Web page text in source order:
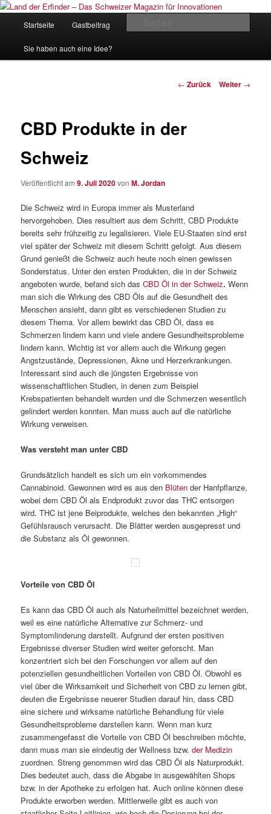
Zum
wechseln
Land der Erfinder – Das Schweizer
Startseite Gastbeitrag
Sie haben auch eine Idee?
Beitrags-
← Zurück Weiter →
CBD Produkte in der
Schweiz
Veröffentlicht am9. Juli 2020vonM. Jordan
Die Schweiz wird in Europa immer als Musterland
hervorgehoben. Dies resultiert aus dem Schritt, CBD Produkte
bereits sehr frühzeitig zu legalisieren. Viele EU-Staaten sind erst
viel später der Schweiz mit diesem Schritt gefolgt. Aus diesem
Grund genießt die Schweiz auch heute noch einen gewissen
Sonderstatus. Unter den ersten Produkten, die in der Schweiz
angeboten wurde, befand sich dasCBD Öl in der Schweiz. Wenn
man sich die Wirkung des CBD Öls auf die Gesundheit des
Menschen ansieht, dann gibt es verschiedenen Studien zu
diesem Thema. Vor allem bewirkt das CBD Öl, dass es
Schmerzen lindern kann und viele andere Gesundheitsprobleme
lindern kann. Wichtig ist vor allem auch die Wirkung gegen
Angstzustände, Depressionen, Akne und Herzerkrankungen.
Interessant sind auch die jüngsten Ergebnisse von
wissenschaftlichen Studien, in denen zum Beispiel
Krebspatienten behandelt wurden und die Schmerzen wesentlich
gelindert werden konnten. Man muss auch auf die natürliche
Wirkung verweisen.
Was versteht man unter CBD
Grundsätzlich handelt es sich um ein vorkommendes
Cannabinoid. Gewonnen wird es aus den Blüten der Hanfpflanze,
wobei dem CBD Öl als Endprodukt zuvor das THC entsorgen
wird. THC ist jene Beiprodukte, welches den bekannten „High“
Gefühlsrausch verursacht. Die Blätter werden ausgepresst und
die Substanz als Öl gewonnen.
Vorteile von CBD Öl
Es kann das CBD Öl auch als Naturheilmittel bezeichnet werden,
weil es eine natürliche Alternative zur Schmerz- und
Symptomlinderung darstellt. Aufgrund der ersten positiven
Ergebnisse diverser Studien wird weiter geforscht. Man
konzentriert sich bei den Forschungen vor allem auf den
potenziellen gesundheitlichen Vorteilen von CBD Öl. Obwohl es
viel über die Wirksamkeit und Sicherheit von CBD zu lernen gibt,
deuten die Ergebnisse neuerer Studien darauf hin, dass CBD
eine sichere und wirksame natürliche Behandlung für viele
Gesundheitsprobleme darstellen kann. Wenn man kurz
zusammengefasst die Vorteile von CBD Öl beschreiben möchte,
dann muss man sie eindeutig der Wellness bzw.der Medizin
zuordnen. Streng genommen wird das CBD Öl als Naturprodukt.
Dies bedeutet auch, dass die Abgabe in ausgewählten Shops
bzw. in der Apotheke zu erfolgen hat. Auch online können diese
Produkte erworben werden. Mittlerweile gibt es auch von